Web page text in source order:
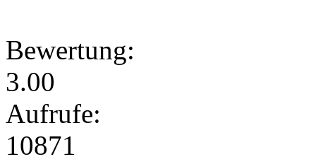
Bewertung:
3.00
Aufrufe:
10871